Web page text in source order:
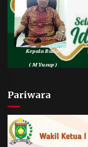
Pariwara